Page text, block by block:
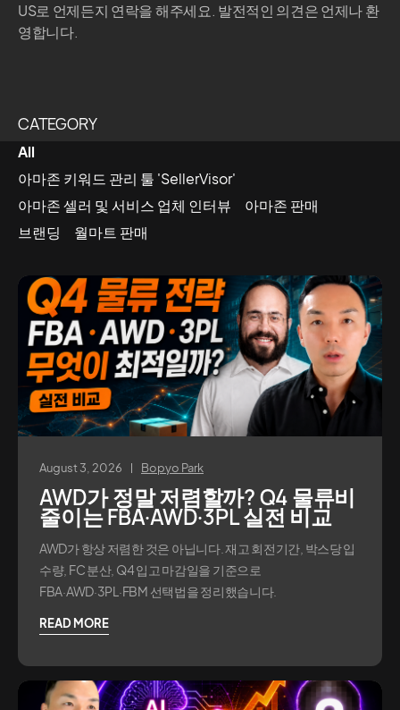
US로 언제든지 연락을 해주세요. 발전적인 의견은 언제나 환
영합니다.
CATEGORY
All
아마존 키워드 관리 툴 'SellerVisor'
아마존 셀러 및 서비스 업체 인터뷰
아마존 판매
브랜딩
월마트 판매
August 3, 2026 Bopyo Park
AWD가 정말 저렴할까? Q4 물류비
줄이는 FBA·AWD·3PL 실전 비교
AWD가 항상 저렴한 것은 아닙니다. 재고 회전기간, 박스당 입
수량, FC 분산, Q4 입고 마감일을 기준으로
FBA·AWD·3PL·FBM 선택법을 정리했습니다.
READ MORE